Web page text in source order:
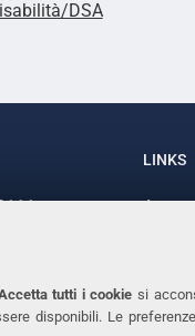
tutti i cookie si
disponibili. Le
DSA
LINKS